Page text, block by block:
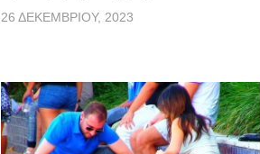
26 ΔΕΚΕΜΒΡΊΟΥ, 2023